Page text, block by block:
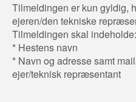
Tilmeldingen er kun gyldig,
ejeren/den tekniske
Tilmeldingen skal indeholde:
* Hestens navn
* Navn og adresse samt
ejer/teknisk repræsentant